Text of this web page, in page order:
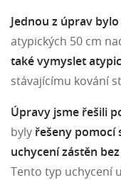
Jednou z úprav
atypických 50 cm
také vymyslet
stávajícímu kování
Úpravy jsme řešili
byly řešeny pomocí
uchycení zástěn
Tento typ uchycení